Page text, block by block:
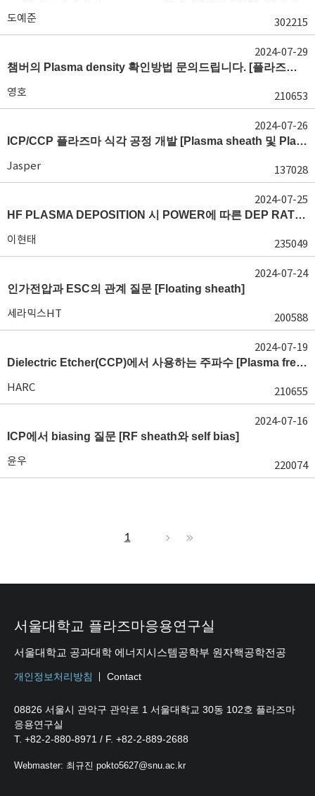
도예준 302215
챔버의 Plasma density 확인방법 문의드립니다. [플라즈마 모니터링, OES, LP]
영호 210653
2024-07-29
ICP/CCP 플라즈마 식각 공정 개발 [Plasma sheath 및 Plasma generation]
Jasper 137028
2024-07-26
HF PLASMA DEPOSITION 시 POWER에 따른 DEP RATE 변화 [장비 플라즈마, Rate constant]
이현태 235049
2024-07-25
인가전압과 ESC의 관계 질문 [Floating sheath]
세라믹스HT 200588
2024-07-24
Dielectric Etcher(CCP)에서 사용하는 주파수 [Plasma frequency 및 RF sheath]
HARC 210655
2024-07-19
ICP에서 biasing 질문 [RF sheath와 self bias]
윤우 220074
2024-07-16
1
서울대학교 플라즈마응용연구실
서울대학교 공과대학 에너지시스템공학부 원자핵공학전공
개인정보처리방침 Contact
08826 서울시 관악구 관악로 1 서울대학교 30동 102호 플라즈마
응용연구실
T. +82-2-880-8971 / F. +82-2-889-2688
Webmaster: 최규진 pokto5627@snu.ac.kr